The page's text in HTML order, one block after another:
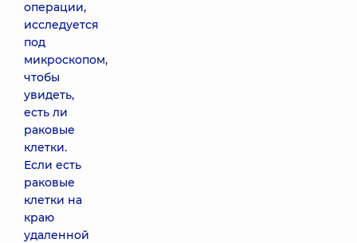
операции,
исследуется
под
микроскопом,
чтобы
увидеть,
есть ли
раковые
клетки.
Если есть
раковые
клетки на
краю
удаленной